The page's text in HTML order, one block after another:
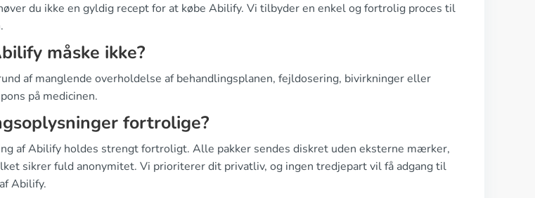
du ikke en gyldig recept for at købe Abilify. Vi tilbyder en enkel og fortrolig proces til
måske ikke?
af manglende overholdelse af behandlingsplanen, fejldosering, bivirkninger eller
på medicinen.
fortrolige?
af Abilify holdes strengt fortroligt. Alle pakker sendes diskret uden eksterne mærker,
sikrer fuld anonymitet. Vi prioriterer dit privatliv, og ingen tredjepart vil få adgang til
Abilify.